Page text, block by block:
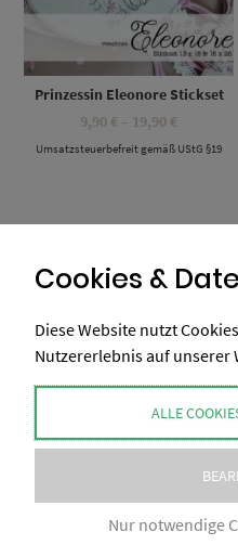
Prinzessin Eleonore Stickset
9,90 € – 19,90 €
bis
Umsatzsteuerbefreit gemäß UStG §19
1 … 21
IMPRESSUM
AGB
Cookies &
Diese Website nutzt
Nutzererlebnis auf unserer
ALLE
Nur notwendige